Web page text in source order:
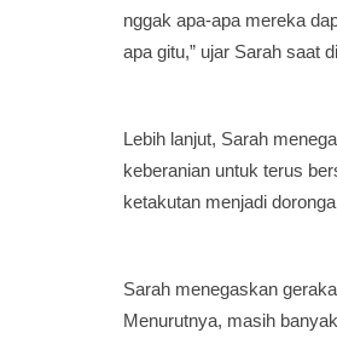
nggak apa-apa mereka
apa gitu,” ujar Sarah saat
Lebih lanjut, Sarah
keberanian untuk terus
ketakutan menjadi
Sarah menegaskan
Menurutnya, masih